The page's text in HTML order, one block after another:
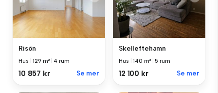
Risön
Hus |129 m² 4 rum
10 857 kr Se mer
Skelleftehamn
Hus |140 m² |5 rum
12 100 kr Se mer